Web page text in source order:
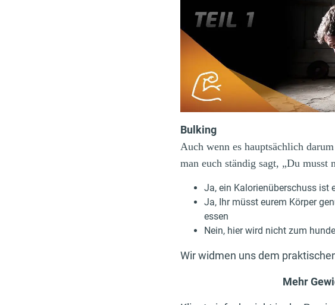
Bulking
Auch wenn es hauptsächlich
man euch ständig sagt, „Du musst
Ja, ein Kalorienüberschuss ist
Ja, Ihr müsst eurem Körper
essen
Nein, hier wird nicht zum
Wir widmen uns dem
Mehr